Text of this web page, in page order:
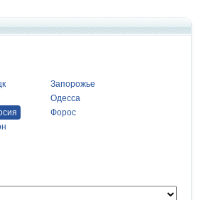
Запорожье
Одесса
Форос